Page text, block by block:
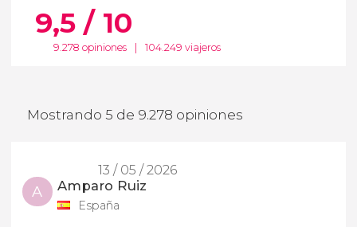
9,5 / 10
9.278 opiniones 104.249 viajeros
Mostrando 5 de 9.278 opiniones
13 / 05 / 2026
A Amparo Ruiz
España